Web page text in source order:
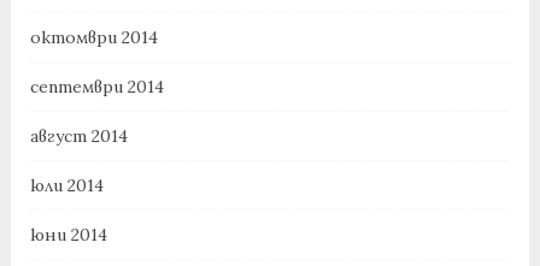
октомври 2014
септември 2014
август 2014
юли 2014
юни 2014